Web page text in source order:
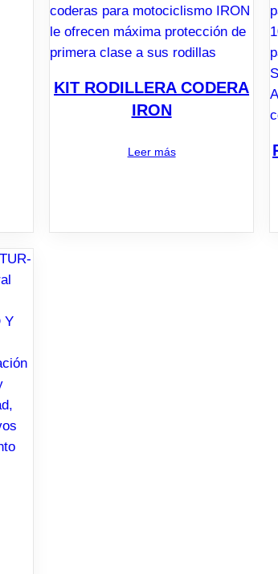
KIT RODILLERA CODERA
IRON
Leer más